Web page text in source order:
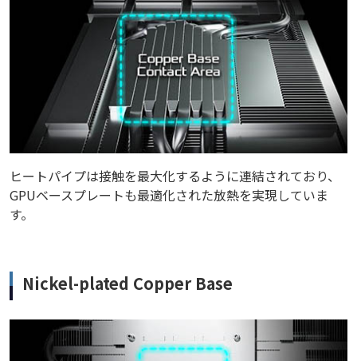
ヒートパイプは接触を最大化するように連結されており、
GPUベースプレートも最適化された放熱を実現していま
す。
Nickel-plated Copper Base